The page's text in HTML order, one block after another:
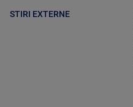
STIRI EXTERNE